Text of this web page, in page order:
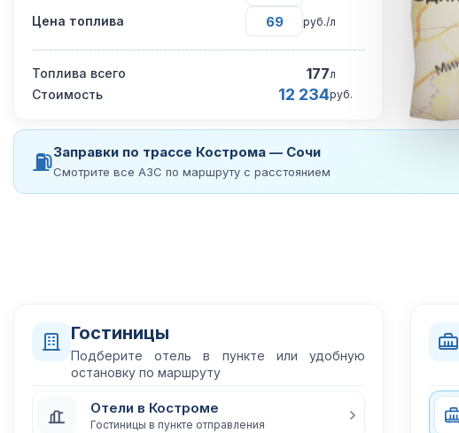
Цена топлива руб./л
Топлива всего 177л
Стоимость 12 234руб.
⛽Заправки по трассе Кострома — Сочи
Смотрите все АЗС по маршруту с расстоянием
Гостиницы
Подберите отель в пункте или удобную
остановку по маршруту
Отели в Костроме
Гостиницы в пункте отправления